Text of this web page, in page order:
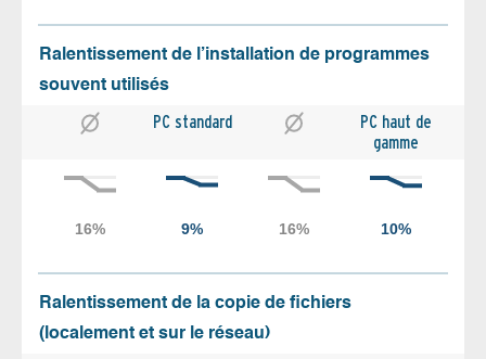
Ralentissement de l’installation de programmes
souvent utilisés
PC standard
PC haut de
gamme
Ralentissement de la copie de fichiers
(localement et sur le réseau)